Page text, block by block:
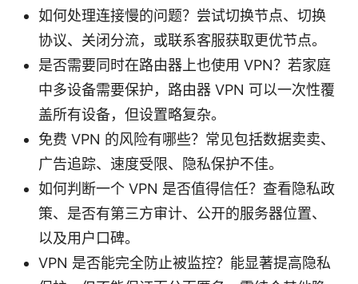
如何处理连接慢的问题？尝试切换节点、切换
协议、关闭分流，或联系客服获取更优节点。
是否需要同时在路由器上也使用 VPN？若家庭
中多设备需要保护，路由器 VPN 可以一次性覆
盖所有设备，但设置略复杂。
免费 VPN 的风险有哪些？常见包括数据卖卖、
广告追踪、速度受限、隐私保护不佳。
如何判断一个 VPN 是否值得信任？查看隐私政
策、是否有第三方审计、公开的服务器位置、
以及用户口碑。
VPN 是否能完全防止被监控？能显著提高隐私